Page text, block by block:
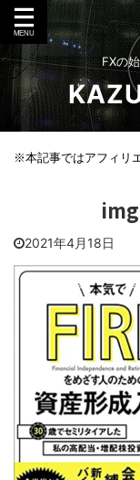
FXの
※本記事ではアフィリ
2021年4月18日